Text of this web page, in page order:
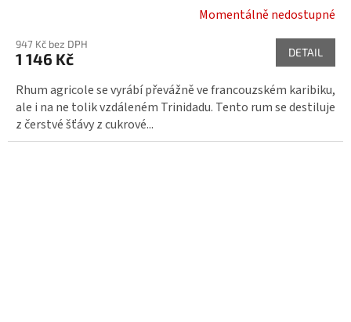
Momentálně nedostupné
947 Kč bez DPH
1 146 Kč DETAIL
Rhum agricole se vyrábí převážně ve francouzském karibiku,
ale i na ne tolik vzdáleném Trinidadu. Tento rum se destiluje
z čerstvé šťávy z cukrové...